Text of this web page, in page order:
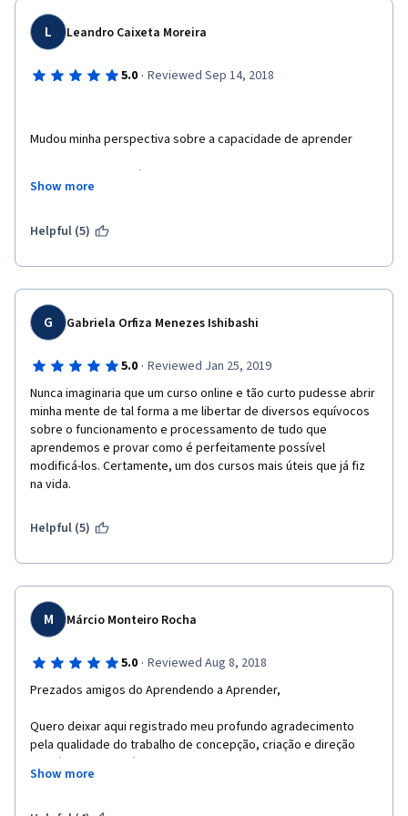
L Leandro Caixeta Moreira
5.0 · Reviewed Sep 14, 2018
Mudou minha perspectiva sobre a capacidade de aprender
Aprendi coisas fantásticas que vão melhorar minha capacidade
de aprender coisas novas. Já estou usando, por exemplo:
Pomodoro para lidar com a procrastinação, alternar os modos
para o dia seguinte, revisar as matérias que estudo.
Show more
Helpful (5)
G Gabriela Orfiza Menezes Ishibashi
5.0 · Reviewed Jan 25, 2019
Nunca imaginaria que um curso online e tão curto pudesse abrir
minha mente de tal forma a me libertar de diversos equívocos
sobre o funcionamento e processamento de tudo que
aprendemos e provar como é perfeitamente possível
modificá-los. Certamente, um dos cursos mais úteis que já fiz
na vida.
Helpful (5)
M Márcio Monteiro Rocha
5.0 · Reviewed Aug 8, 2018
Prezados amigos do Aprendendo a Aprender,
Quero deixar aqui registrado meu profundo agradecimento
pela qualidade do trabalho de concepção, criação e direção
acadêmico-pedagógica da Dra. Barbara Oakley e Dr. Terrence
Sejnowski.
Show more